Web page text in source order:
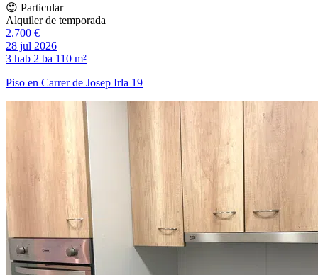
😍 Particular
Alquiler de temporada
2.700 €
28 jul 2026
3 hab 2 ba 110 m²
Piso en Carrer de Josep Irla 19